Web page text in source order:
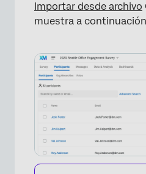
Importar desde archivo
muestra a